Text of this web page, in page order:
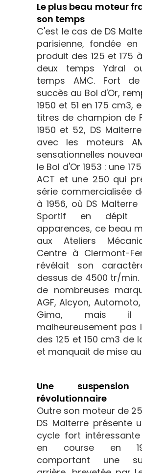
Le plus beau moteur
son temps
C'est le cas de DS
parisienne, fondée en
produit des 125 et 175
deux temps Ydral
temps AMC. Fort
succès au Bol d'Or,
1950 et 51 en 175 cm3,
titres de champion de
1950 et 52, DS
avec les moteurs
sensationnelles
le Bol d'Or 1953 : une
ACT et une 250 qui
série commercialisée
à 1956, où DS
Sportif en dépit
apparences, ce beau
aux Ateliers
Centre à Clermont-
révélait son
dessus de 4500 tr/min.
de nombreuses
AGF, Alcyon,
Gima, mais il
malheureusement pas
des 125 et 150 cm3 de
et manquait de mise
Une suspension
révolutionnaire
Outre son moteur de
DS Malterre présente
cycle fort
en course en
comportant une